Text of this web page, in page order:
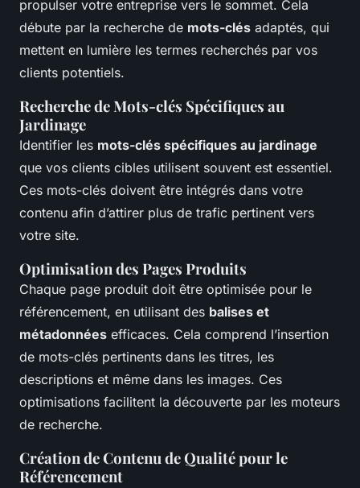
propulser votre entreprise vers le sommet. Cela
débute par la recherche de mots-clés adaptés, qui
mettent en lumière les termes recherchés par vos
clients potentiels.
Recherche de Mots-clés Spécifiques au
Jardinage
Identifier les mots-clés spécifiques au jardinage
que vos clients cibles utilisent souvent est essentiel.
Ces mots-clés doivent être intégrés dans votre
contenu afin d’attirer plus de trafic pertinent vers
votre site.
Optimisation des Pages Produits
Chaque page produit doit être optimisée pour le
référencement, en utilisant des balises et
métadonnées efficaces. Cela comprend l’insertion
de mots-clés pertinents dans les titres, les
descriptions et même dans les images. Ces
optimisations facilitent la découverte par les moteurs
de recherche.
Création de Contenu de Qualité pour le
Référencement